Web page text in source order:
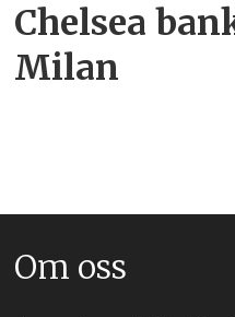
Chelsea
Milan
Om oss